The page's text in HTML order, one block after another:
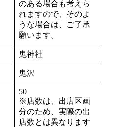
のある場合も考えら
れますので、そのよ
うな場合は、ご了承
願います。
鬼神社
鬼沢
50
※店数は、出店区画
分のため、実際の出
店数とは異なります